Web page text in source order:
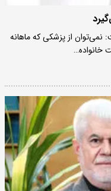
از پزشکی که ماهانه